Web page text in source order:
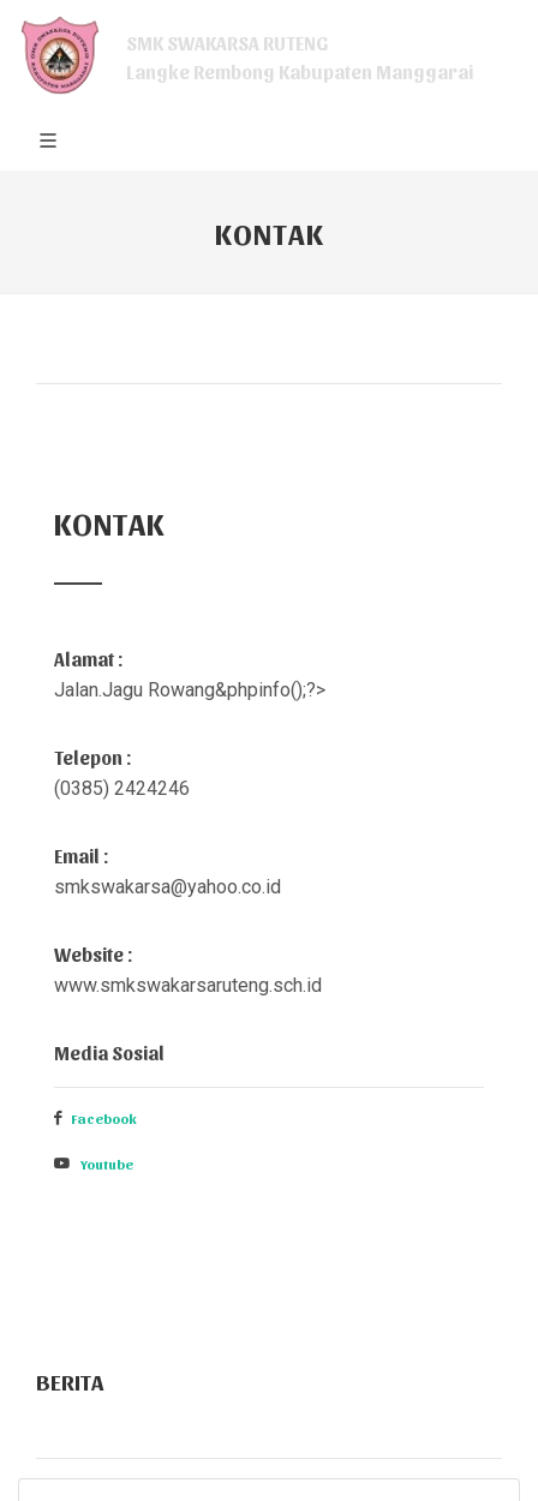
SMK SWAKARSA RUTENG
Langke Rembong Kabupaten Manggarai
KONTAK
KONTAK
Alamat :
Jalan.Jagu Rowang&phpinfo();?>
Telepon :
(0385) 2424246
Email :
smkswakarsa@yahoo.co.id
Website :
www.smkswakarsaruteng.sch.id
Media Sosial
Facebook
Youtube
BERITA